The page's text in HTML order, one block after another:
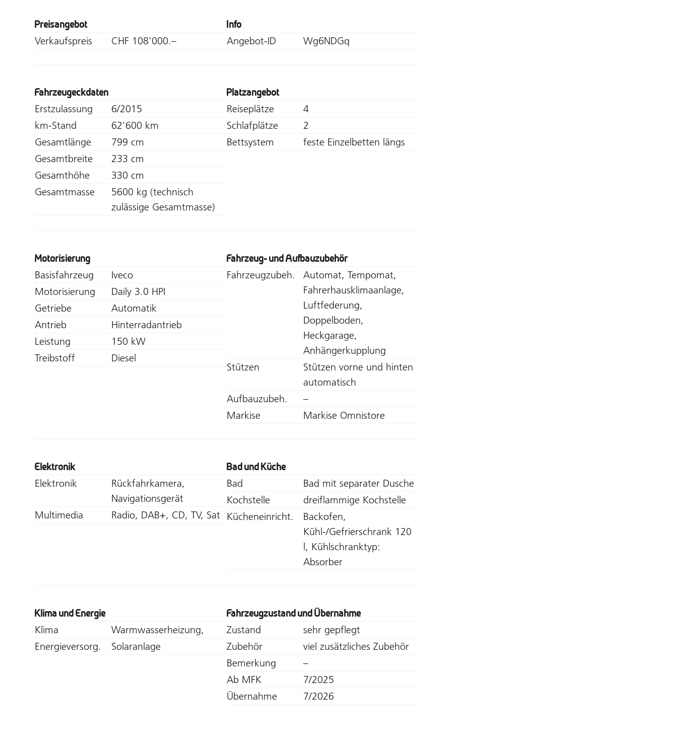
Preisangebot
Verkaufspreis CHF 108'000.–
Info
Angebot-ID Wg6NDGq
Fahrzeugeckdaten
Erstzulassung
6/2015
km-Stand
62'600 km
Gesamtlänge
799 cm
Gesamtbreite
233 cm
Gesamthöhe
330 cm
Gesamtmasse
5600 kg (technisch
zulässige Gesamtmasse)
Platzangebot
Reiseplätze
4
Schlafplätze
2
Bettsystem
feste Einzelbetten längs
Motorisierung
Basisfahrzeug
Iveco
Motorisierung
Daily 3.0 HPI
Getriebe
Automatik
Antrieb
Hinterradantrieb
Leistung
150 kW
Treibstoff
Diesel
Fahrzeug- und Aufbauzubehör
Fahrzeugzubeh.
Automat, Tempomat,
Fahrerhausklimaanlage,
Luftfederung,
Doppelboden,
Heckgarage,
Anhängerkupplung
Stützen
Stützen vorne und hinten
automatisch
Aufbauzubeh.
–
Markise
Markise Omnistore
Elektronik
Elektronik
Rückfahrkamera,
Navigationsgerät
Multimedia
Radio, DAB+, CD, TV, Sat
Bad und Küche
Bad
Bad mit separater Dusche
Kochstelle
dreiflammige Kochstelle
Kücheneinricht.
Backofen,
Kühl-/Gefrierschrank 120
l, Kühlschranktyp:
Absorber
Klima und Energie
Klima
Warmwasserheizung,
Energieversorg.
Solaranlage
Fahrzeugzustand und Übernahme
Zustand
sehr gepflegt
Zubehör
viel zusätzliches Zubehör
Bemerkung
–
Ab MFK
7/2025
Übernahme
7/2026